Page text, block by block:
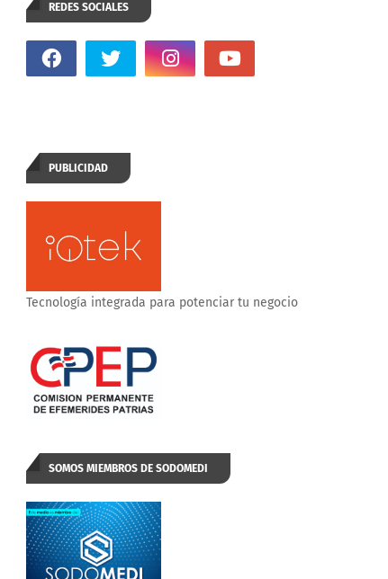
REDES SOCIALES
PUBLICIDAD
Tecnología integrada para potenciar tu negocio
SOMOS MIEMBROS DE SODOMEDI